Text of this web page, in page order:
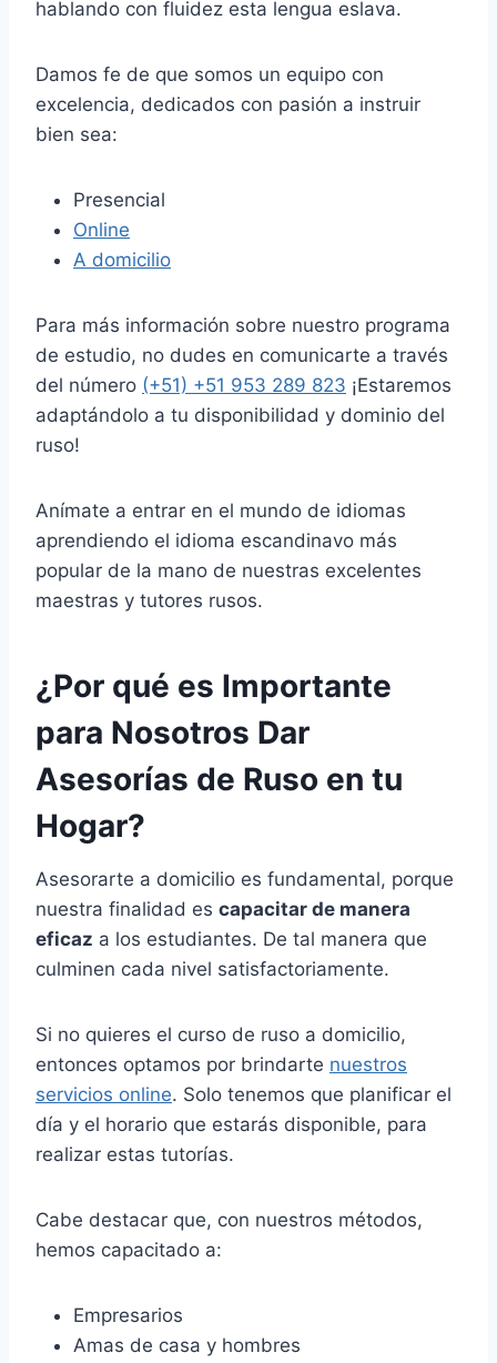
hablando con fluidez esta lengua eslava.
Damos fe de que somos un equipo con
excelencia, dedicados con pasión a instruir
bien sea:
Presencial
Online
A domicilio
Para más información sobre nuestro programa
de estudio, no dudes en comunicarte a través
del número (+51) +51 953 289 823 ¡Estaremos
adaptándolo a tu disponibilidad y dominio del
ruso!
Anímate a entrar en el mundo de idiomas
aprendiendo el idioma escandinavo más
popular de la mano de nuestras excelentes
maestras y tutores rusos.
¿Por qué es Importante
para Nosotros Dar
Asesorías de Ruso en tu
Hogar?
Asesorarte a domicilio es fundamental, porque
nuestra finalidad es capacitar de manera
eficaz a los estudiantes. De tal manera que
culminen cada nivel satisfactoriamente.
Si no quieres el curso de ruso a domicilio,
entonces optamos por brindarte nuestros
servicios online. Solo tenemos que planificar el
día y el horario que estarás disponible, para
realizar estas tutorías.
Cabe destacar que, con nuestros métodos,
hemos capacitado a:
Empresarios
Amas de casa y hombres